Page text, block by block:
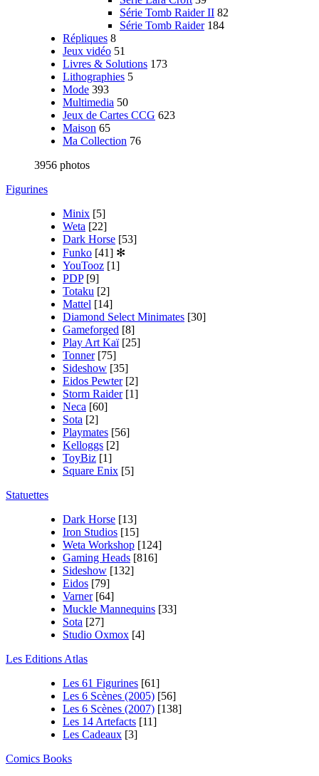
Série Tomb Raider II 82
Série Tomb Raider 184
Répliques 8
Jeux vidéo 51
Livres & Solutions 173
Lithographies 5
Mode 393
Multimedia 50
Jeux de Cartes CCG 623
Maison 65
Ma Collection 76
3956 photos
Figurines
Minix [5]
Weta [22]
Dark Horse [53]
Funko [41] ✻
YouTooz [1]
PDP [9]
Totaku [2]
Mattel [14]
Diamond Select Minimates [30]
Gameforged [8]
Play Art Kaï [25]
Tonner [75]
Sideshow [35]
Eidos Pewter [2]
Storm Raider [1]
Neca [60]
Sota [2]
Playmates [56]
Kelloggs [2]
ToyBiz [1]
Square Enix [5]
Statuettes
Dark Horse [13]
Iron Studios [15]
Weta Workshop [124]
Gaming Heads [816]
Sideshow [132]
Eidos [79]
Varner [64]
Muckle Mannequins [33]
Sota [27]
Studio Oxmox [4]
Les Editions Atlas
Les 61 Figurines [61]
Les 6 Scènes (2005) [56]
Les 6 Scènes (2007) [138]
Les 14 Artefacts [11]
Les Cadeaux [3]
Comics Books